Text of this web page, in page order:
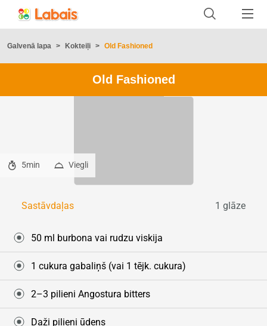
Galvenā lapa > Kokteiļi > Old Fashioned
Old Fashioned
5min Viegli
Sastāvdaļas 1 glāze
50 ml burbona vai rudzu viskija
1 cukura gabaliņš (vai 1 tējk. cukura)
2–3 pilieni Angostura bitters
Daži pilieni ūdens